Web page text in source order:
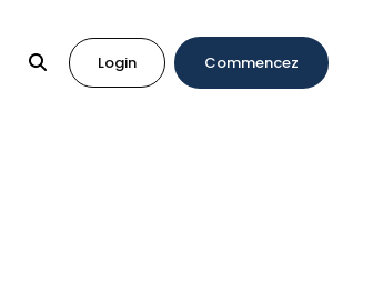
Login Commencez